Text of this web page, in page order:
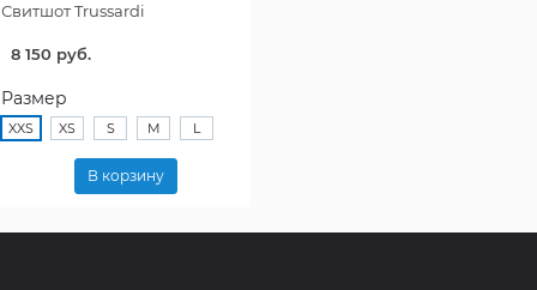
Свитшот Trussardi
8 150 руб.
Размер
XXS XS S M L
В корзину